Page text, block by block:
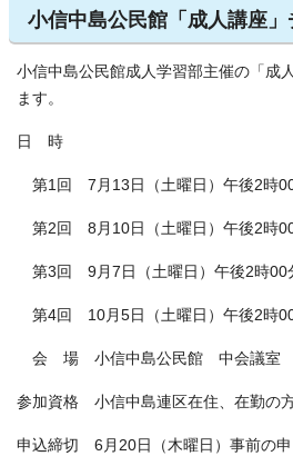
小信中島公民館「成人講座
小信中島公民館成人学習部主催の「成
ます。
日 時
第1回 7月13日（土曜日）午後2時
第2回 8月10日（土曜日）午後2時
第3回 9月7日（土曜日）午後2時00
第4回 10月5日（土曜日）午後2時
会 場 小信中島公民館 中会議室
参加資格 小信中島連区在住、在勤の
申込締切 6月20日（木曜日）事前の申